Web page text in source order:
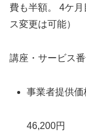
費も半額。 4ケ
ス変更は可能）
講座・サービス
事業者提供価
46,200円